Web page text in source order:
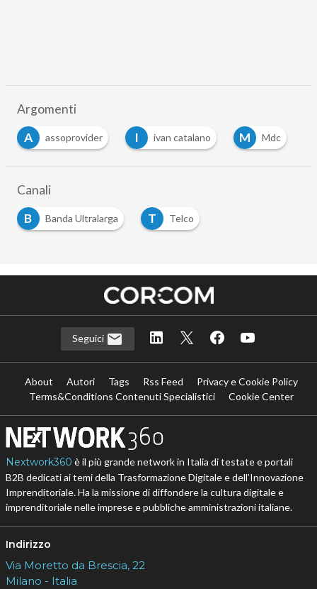
Argomenti
A
assoprovider I ivan catalano M Mdc
Canali
B
Banda Ultralarga T
Telco
Seguici
About Autori Tags Rss Feed
Privacy e Cookie Policy
Terms&Conditions Contenuti Specialistici
Cookie Center
Nextwork360 è il più grande network in Italia di testate e portali
B2B dedicati ai temi della Trasformazione Digitale e dell’Innovazione
Imprenditoriale. Ha la missione di diffondere la cultura digitale e
imprenditoriale nelle imprese e pubbliche amministrazioni italiane.
Indirizzo
Via Moretto da Brescia, 22
Milano - Italia